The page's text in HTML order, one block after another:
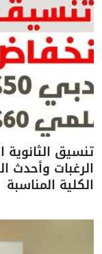
الرغبات وأحدث
الكلية المناسبة